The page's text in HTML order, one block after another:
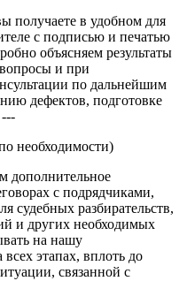
получаете в удобном для
с подписью и печатью
объясняем результаты
и при
по дальнейшим
дефектов, подготовке
необходимости)
дополнительное
с подрядчиками,
судебных разбирательств,
и других необходимых
на нашу
этапах, вплоть до
связанной с